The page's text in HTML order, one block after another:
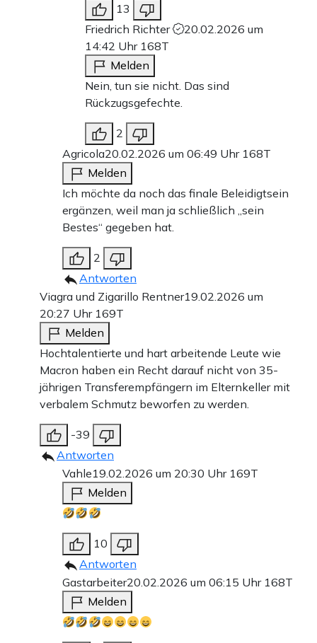
13
Friedrich Richter
20.02.2026 um
14:42 Uhr 168T
Melden
Nein, tun sie nicht. Das sind
Rückzugsgefechte.
2
Agricola20.02.2026 um 06:49 Uhr 168T
Melden
Ich möchte da noch das finale Beleidigtsein
ergänzen, weil man ja schließlich „sein
Bestes“ gegeben hat.
2
Antworten
Viagra und Zigarillo Rentner19.02.2026 um
20:27 Uhr 169T
Melden
Hochtalentierte und hart arbeitende Leute wie
Macron haben ein Recht darauf nicht von 35-
jährigen Transferempfängern im Elternkeller mit
verbalem Schmutz beworfen zu werden.
-39
Antworten
Vahle19.02.2026 um 20:30 Uhr 169T
Melden
10
Antworten
Gastarbeiter20.02.2026 um 06:15 Uhr 168T
Melden